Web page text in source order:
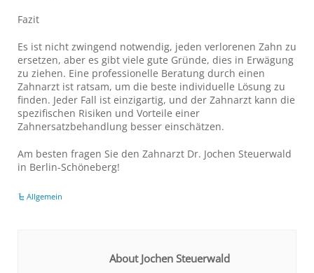
Fazit
Es ist nicht zwingend notwendig, jeden verlorenen Zahn zu
ersetzen, aber es gibt viele gute Gründe, dies in Erwägung
zu ziehen. Eine professionelle Beratung durch einen
Zahnarzt ist ratsam, um die beste individuelle Lösung zu
finden. Jeder Fall ist einzigartig, und der Zahnarzt kann die
spezifischen Risiken und Vorteile einer
Zahnersatzbehandlung besser einschätzen.
Am besten fragen Sie den Zahnarzt Dr. Jochen Steuerwald
in Berlin-Schöneberg!
Allgemein
About Jochen Steuerwald